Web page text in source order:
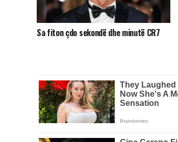
Sa fiton çdo sekondë dhe minutë CR7